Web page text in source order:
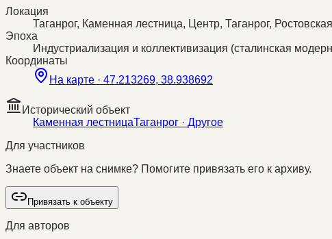
Локация
Таганрог, Каменная лестница, Центр, Таганрог,
Эпоха
Индустриализация и коллективизация (сталинская
Координаты
На карте · 47.213269, 38.938692
Исторический объект
Каменная лестницаТаганрог · Другое
Для участников
Знаете объект на снимке? Помогите привязать его к архиву.
Привязать к объекту
Для авторов